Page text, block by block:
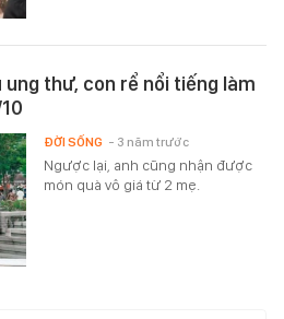
thư, con rể nổi tiếng làm
Ngược lại, anh cũng nhận được
món quà vô giá từ 2 mẹ.
ĐỜI SỐNG - 3 năm trước